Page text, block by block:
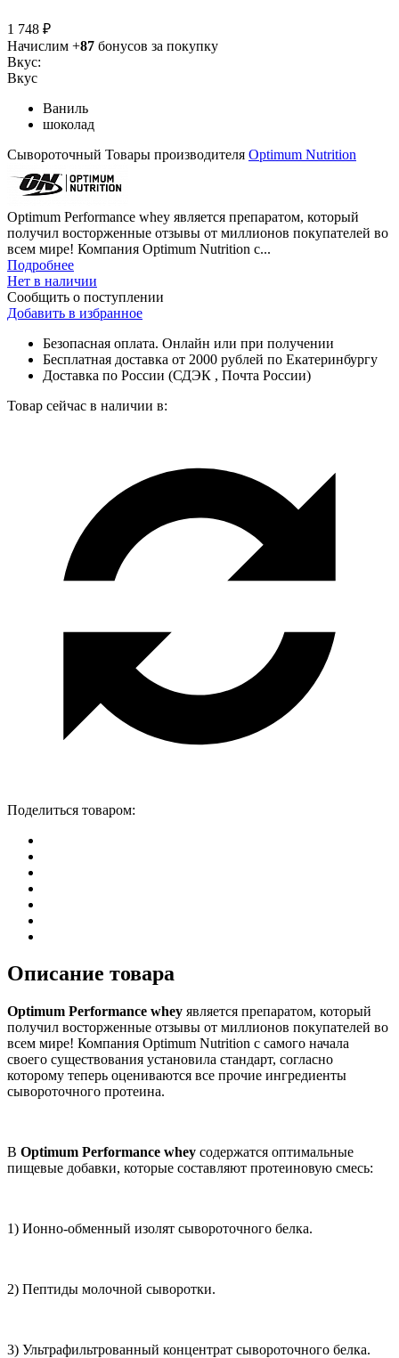
1 748 ₽
Начислим +87 бонусов за покупку
Вкус:
Вкус
Ваниль
шоколад
Сывороточный Товары производителя Optimum Nutrition
Optimum Performance whey является препаратом, который
получил восторженные отзывы от миллионов покупателей во
всем мире! Компания Optimum Nutrition с...
Подробнее
Нет в наличии
Сообщить о поступлении
Добавить в избранное
Безопасная оплата. Онлайн или при получении
Бесплатная доставка от 2000 рублей по Екатеринбургу
Доставка по России (СДЭК , Почта России)
Товар сейчас в наличии в:
Поделиться товаром:
Описание товара
Optimum Performance whey является препаратом, который
получил восторженные отзывы от миллионов покупателей во
всем мире! Компания Optimum Nutrition с самого начала
своего существования установила стандарт, согласно
которому теперь оцениваются все прочие ингредиенты
сывороточного протеина.
В Optimum Performance whey содержатся оптимальные
пищевые добавки, которые составляют протеиновую смесь:
1) Ионно-обменный изолят сывороточного белка.
2) Пептиды молочной сыворотки.
3) Ультрафильтрованный концентрат сывороточного белка.